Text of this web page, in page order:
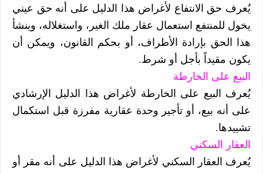
يُعرف حق الانتفاع لأغراض هذا الدليل على أنه حق عيني
يخول للمنتفع استعمال عقار ملك الغير، واستغلاله، وينشأ
هذا الحق بإرادة الأطراف، أو بحكم القانون، ويمكن أن
يكون مقيداً بأجل أو شرط.
البيع على الخارطة
يُعرف البيع على الخارطة لأغراض هذا الدليل الإرشادي
على أنه بيع، أو تأجير وحدة عقارية مفرزة قبل استكمال
تشييدها.
العقار السكني
يُعرف العقار السكني لأغراض هذا الدليل على أنه مقر أو